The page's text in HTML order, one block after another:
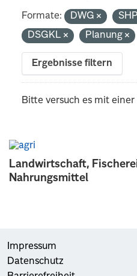
Landwirtschaft,
Nahrungsmittel
Formate: DWG
DSGKL
Planung
Ergebnisse filtern
Bitte versuch es mit
Impressum
Datenschutz